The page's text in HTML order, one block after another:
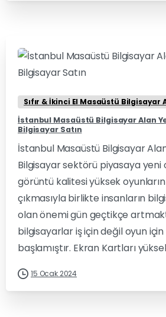
Sıfır & İkinci El Masaüstü Bilgisayar
İstanbul Masaüstü Bilgisayar Alan
Bilgisayar Satın
İstanbul Masaüstü Bilgisayar
Bilgisayar sektörü piyasaya yeni
görüntü kalitesi yüksek
çıkmasıyla birlikte insanların
olan önemi gün geçtikçe
bilgisayarlar iş için değil oyun
başlamıştır. Ekran Kartları
15 Ocak 2024